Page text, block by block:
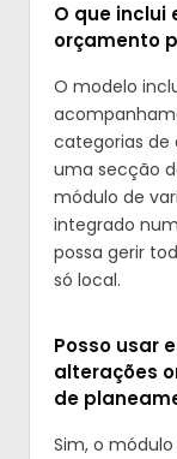
O que
orçamento
O modelo
categorias de
uma secção
módulo de
integrado
possa gerir
só local.
Posso usar
alterações
de
Sim, o